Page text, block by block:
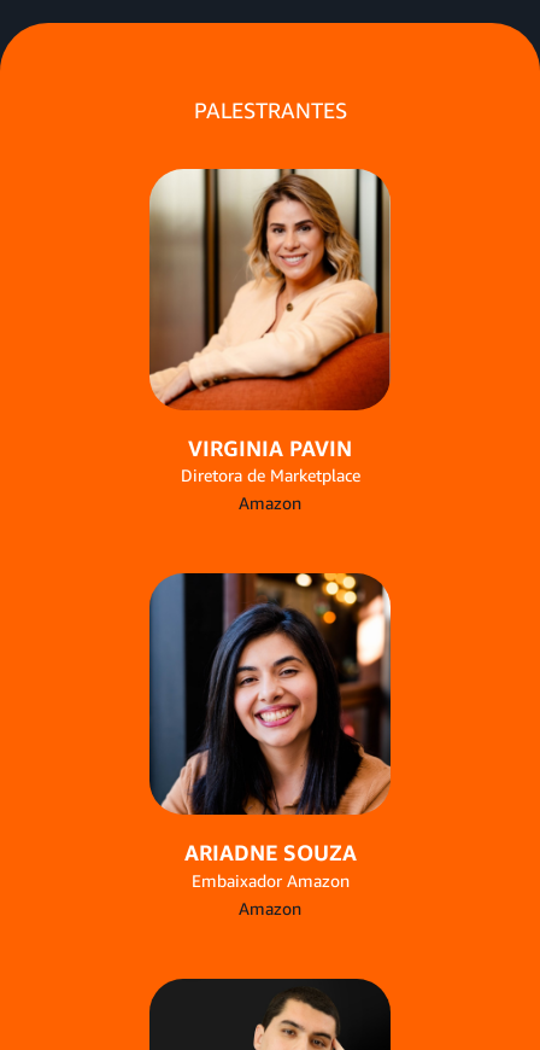
PALESTRANTES
VIRGINIA PAVIN
Diretora de Marketplace
Amazon
ARIADNE SOUZA
Embaixador Amazon
Amazon